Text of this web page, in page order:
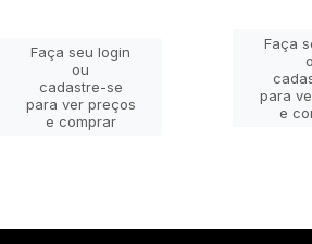
Faça seu login
ou
cadastre-se
para ver preços
e comprar
Faça
para
e